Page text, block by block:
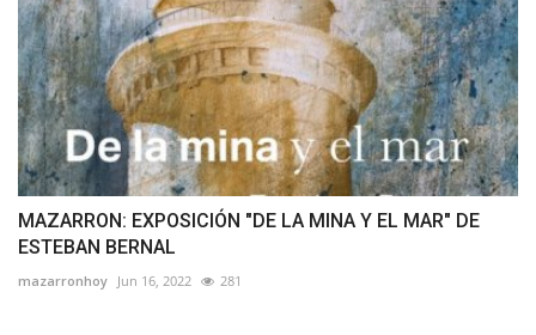
MAZARRON: EXPOSICIÓN "DE LA MINA Y EL MAR" DE
ESTEBAN BERNAL
mazarronhoy Jun 16, 2022 281